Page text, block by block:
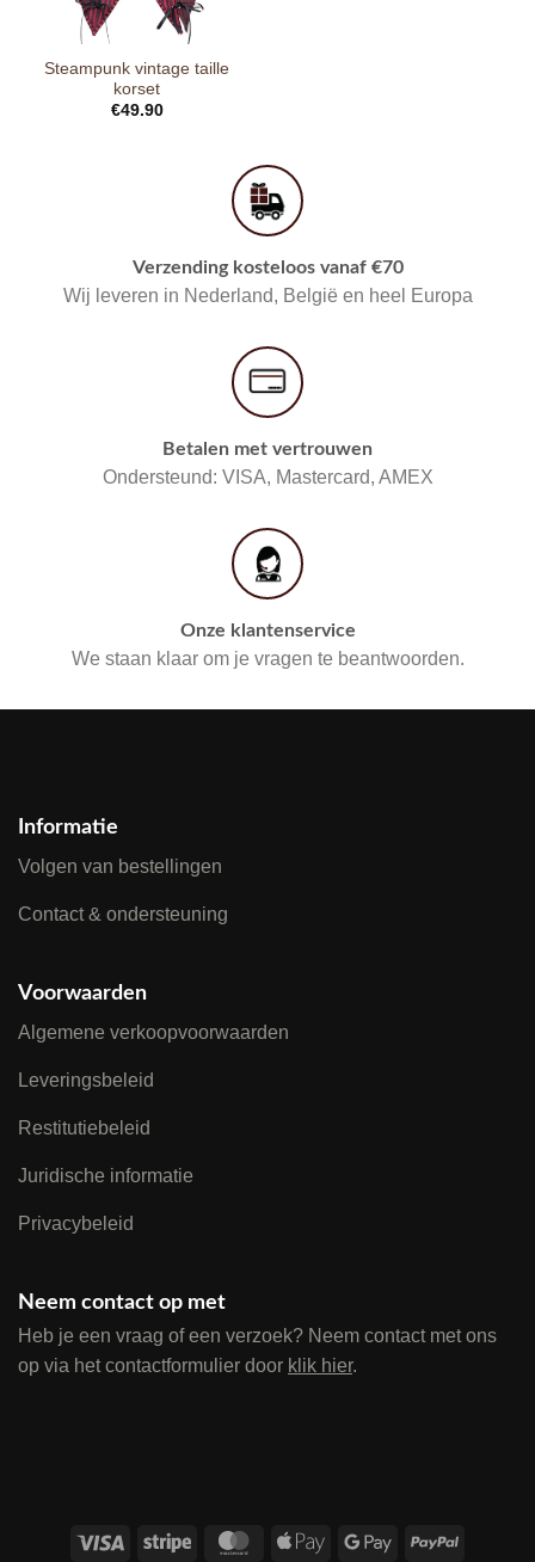
Steampunk vintage taille
korset
€49.90
Verzending kosteloos vanaf €70
Wij leveren in Nederland, België en heel Europa
Betalen met vertrouwen
Ondersteund: VISA, Mastercard, AMEX
Onze klantenservice
We staan klaar om je vragen te beantwoorden.
Informatie
Volgen van bestellingen
Contact & ondersteuning
Voorwaarden
Algemene verkoopvoorwaarden
Leveringsbeleid
Restitutiebeleid
Juridische informatie
Privacybeleid
Neem contact op met
Heb je een vraag of een verzoek? Neem contact met ons
op via het contactformulier door klik hier.
Visa Stripe MasterCardApple
Google
PayPal